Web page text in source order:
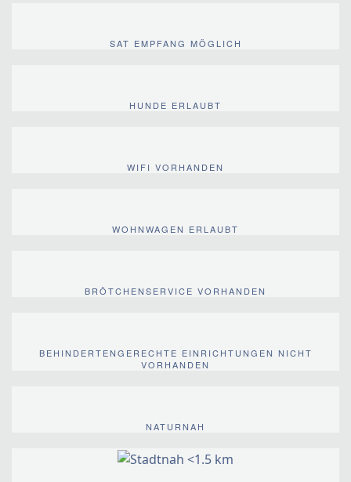
SAT EMPFANG MÖGLICH
HUNDE ERLAUBT
WIFI VORHANDEN
WOHNWAGEN ERLAUBT
BRÖTCHENSERVICE VORHANDEN
BEHINDERTENGERECHTE EINRICHTUNGEN NICHT
VORHANDEN
NATURNAH